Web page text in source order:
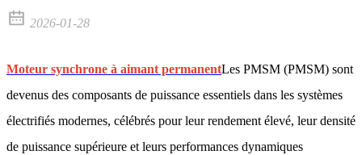
2026-01-28
Moteur synchrone à aimant permanentLes PMSM (PMSM) sont
devenus des composants de puissance essentiels dans les systèmes
électrifiés modernes, célébrés pour leur rendement élevé, leur densité
de puissance supérieure et leurs performances dynamiques